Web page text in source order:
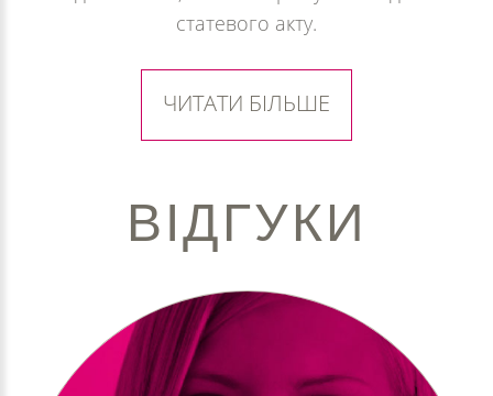
статевого акту.
ЧИТАТИ БІЛЬШЕ
ВІДГУКИ